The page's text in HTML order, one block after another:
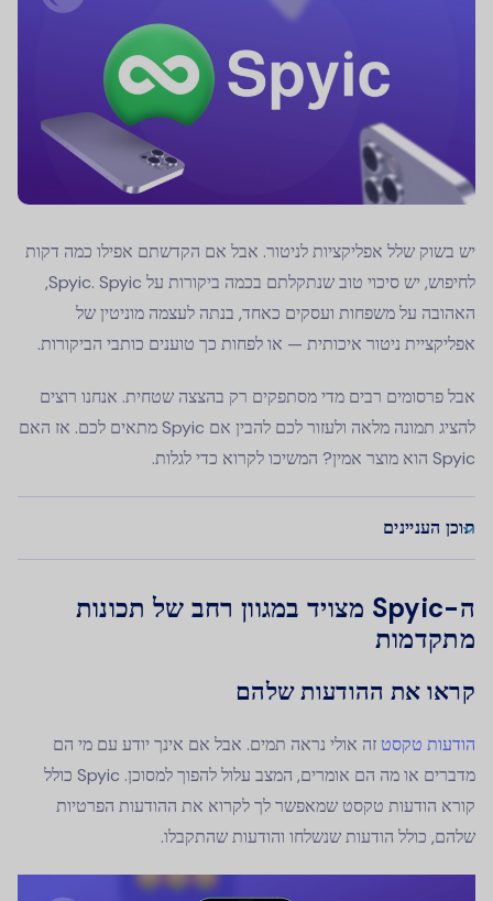
יש בשוק שלל אפליקציות לניטור. אבל אם הקדשתם אפילו כמה דקות
לחיפוש, יש סיכוי טוב שנתקלתם בכמה ביקורות על Spyic. Spyic,
האהובה על משפחות ועסקים כאחד, בנתה לעצמה מוניטין של
אפליקציית ניטור איכותית — או לפחות כך טוענים כותבי הביקורות.
אבל פרסומים רבים מדי מסתפקים רק בהצצה שטחית. אנחנו רוצים
להציג תמונה מלאה ולעזור לכם להבין אם Spyic מתאים לכם. אז האם
Spyic הוא מוצר אמין? המשיכו לקרוא כדי לגלות.
תוכן העניינים
ה-Spyic מצויד במגוון רחב של תכונות
מתקדמות
קראו את ההודעות שלהם
הודעות טקסטזה אולי נראה תמים. אבל אם אינך יודע עם מי הם
מדברים או מה הם אומרים, המצב עלול להפוך למסוכן. Spyic כולל
קורא הודעות טקסט שמאפשר לך לקרוא את ההודעות הפרטיות
שלהם, כולל הודעות שנשלחו והודעות שהתקבלו.